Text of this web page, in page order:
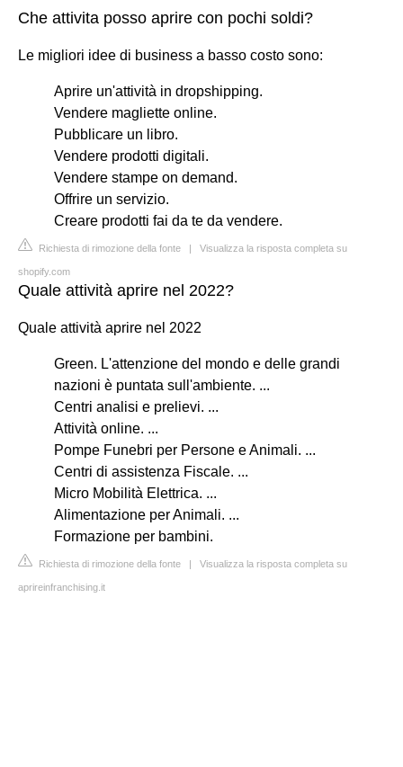
Che attivita posso aprire con pochi soldi?
Le migliori idee di business a basso costo sono:
Aprire un'attività in dropshipping.
Vendere magliette online.
Pubblicare un libro.
Vendere prodotti digitali.
Vendere stampe on demand.
Offrire un servizio.
Creare prodotti fai da te da vendere.
Richiesta di rimozione della fonte | Visualizza la risposta completa su
shopify.com
Quale attività aprire nel 2022?
Quale attività aprire nel 2022
Green. L'attenzione del mondo e delle grandi
nazioni è puntata sull'ambiente. ...
Centri analisi e prelievi. ...
Attività online. ...
Pompe Funebri per Persone e Animali. ...
Centri di assistenza Fiscale. ...
Micro Mobilità Elettrica. ...
Alimentazione per Animali. ...
Formazione per bambini.
Richiesta di rimozione della fonte | Visualizza la risposta completa su
aprireinfranchising.it